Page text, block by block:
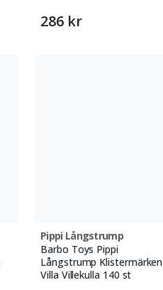
286 kr
Pippi Långstrump
Barbo Toys Pippi
Långstrump Klistermärken
Villa Villekulla 140 st